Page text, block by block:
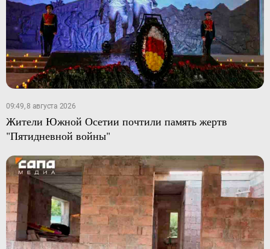
09:49, 8 августа 2026
Жители Южной Осетии почтили память жертв
"Пятидневной войны"